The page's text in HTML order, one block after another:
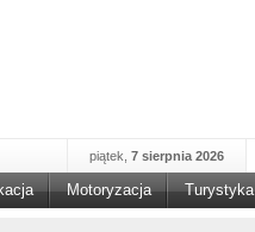
piątek, 7 sierpnia 2026
Motoryzacja Turystyka